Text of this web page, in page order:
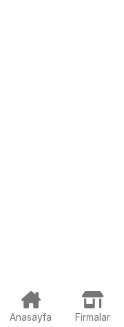
Anasayfa Firmalar